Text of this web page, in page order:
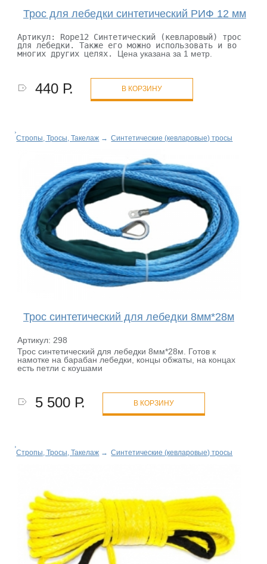
Трос для лебедки синтетический РИФ 12 мм
Артикул: Rope12 Синтетический (кевларовый) трос
для лебедки.Также его можно использовать и во
многих других целях. Цена указана за 1 метр.
440 Р. В КОРЗИНУ
Стропы, Тросы, Такелаж → Синтетические (кевларовые) тросы
Трос синтетический для лебедки 8мм*28м
Артикул: 298
Трос синтетический для лебедки 8мм*28м. Готов к
намотке на барабан лебедки, концы обжаты, на концах
есть петли с коушами
5 500 Р. В КОРЗИНУ
Стропы, Тросы, Такелаж → Синтетические (кевларовые) тросы